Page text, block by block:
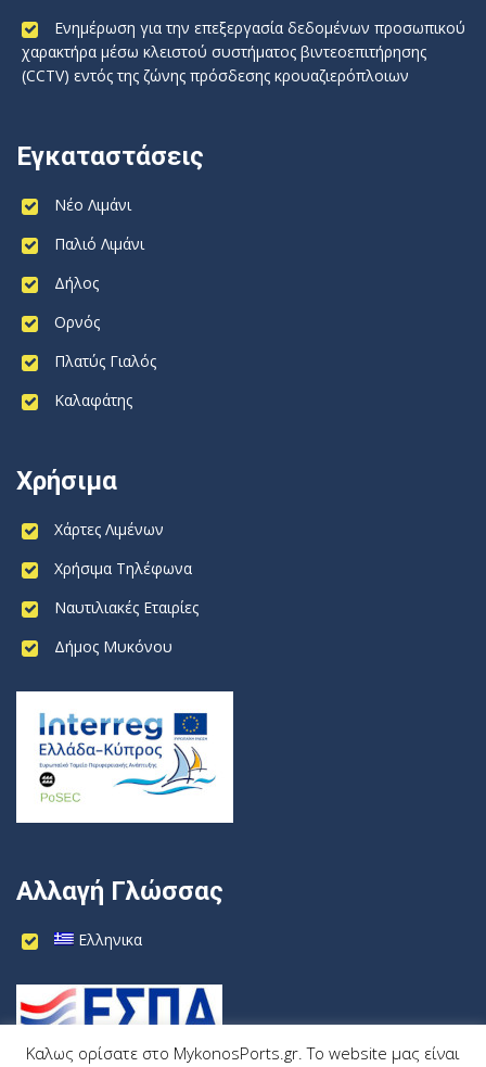
Ενημέρωση για την επεξεργασία δεδομένων προσωπικού
χαρακτήρα μέσω κλειστού συστήματος βιντεοεπιτήρησης
(CCTV) εντός της ζώνης πρόσδεσης κρουαζιερόπλοιων
Εγκαταστάσεις
Νέο Λιμάνι
Παλιό Λιμάνι
Δήλος
Ορνός
Πλατύς Γιαλός
Καλαφάτης
Χρήσιμα
Χάρτες Λιμένων
Χρήσιμα Τηλέφωνα
Ναυτιλιακές Εταιρίες
Δήμος Μυκόνου
Αλλαγή Γλώσσας
Ελληνικα
Καλως ορίσατε στο MykonosPorts.gr. Το website μας είναι